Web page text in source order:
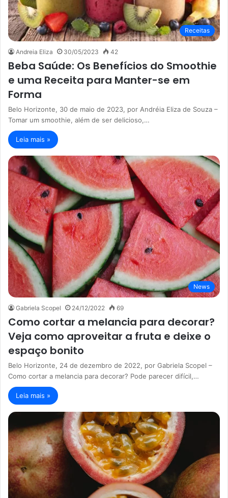
Receitas
Andreia Eliza 30/05/2023 42
Beba Saúde: Os Benefícios do Smoothie
e uma Receita para Manter-se em
Forma
Belo Horizonte, 30 de maio de 2023, por Andréia Eliza de Souza –
Tomar um smoothie, além de ser delicioso,…
Leia mais »
News
Gabriela Scopel 24/12/2022 69
Como cortar a melancia para decorar?
Veja como aproveitar a fruta e deixe o
espaço bonito
Belo Horizonte, 24 de dezembro de 2022, por Gabriela Scopel –
Como cortar a melancia para decorar? Pode parecer difícil,…
Leia mais »